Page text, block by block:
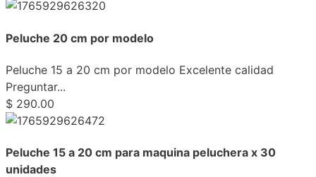
Peluche 20 cm por modelo
Peluche 15 a 20 cm por modelo Excelente calidad
Preguntar...
$ 290.00
Peluche 15 a 20 cm para maquina peluchera x 30
unidades